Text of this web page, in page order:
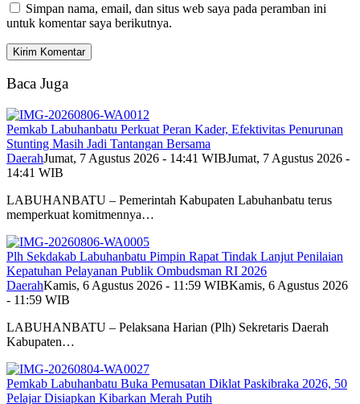
Simpan nama, email, dan situs web saya pada peramban ini
untuk komentar saya berikutnya.
Baca Juga
Pemkab Labuhanbatu Perkuat Peran Kader, Efektivitas Penurunan
Stunting Masih Jadi Tantangan Bersama
DaerahJumat, 7 Agustus 2026 - 14:41 WIBJumat, 7 Agustus 2026 -
14:41 WIB
LABUHANBATU – Pemerintah Kabupaten Labuhanbatu terus
memperkuat komitmennya…
Plh Sekdakab Labuhanbatu Pimpin Rapat Tindak Lanjut Penilaian
Kepatuhan Pelayanan Publik Ombudsman RI 2026
DaerahKamis, 6 Agustus 2026 - 11:59 WIBKamis, 6 Agustus 2026
- 11:59 WIB
LABUHANBATU – Pelaksana Harian (Plh) Sekretaris Daerah
Kabupaten…
Pemkab Labuhanbatu Buka Pemusatan Diklat Paskibraka 2026, 50
Pelajar Disiapkan Kibarkan Merah Putih